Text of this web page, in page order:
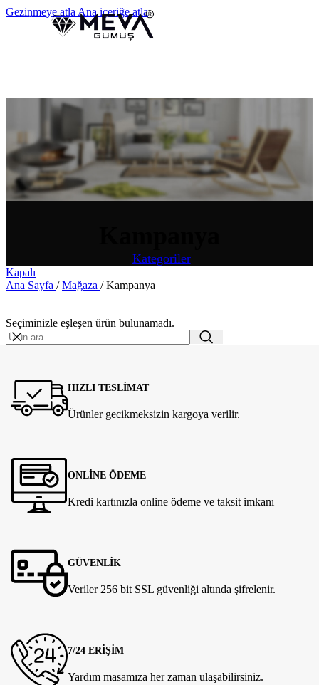
Gezinmeye atla Ana içeriğe atla
Kategoriler
Kapalı
Ana Sayfa / Mağaza / Kampanya
Seçiminizle eşleşen ürün bulunamadı.
HIZLI TESLİMAT
Ürünler gecikmeksizin kargoya verilir.
ONLİNE ÖDEME
Kredi kartınızla online ödeme ve taksit imkanı
GÜVENLİK
Veriler 256 bit SSL güvenliği altında şifrelenir.
7/24 ERİŞİM
Yardım masamıza her zaman ulaşabilirsiniz.